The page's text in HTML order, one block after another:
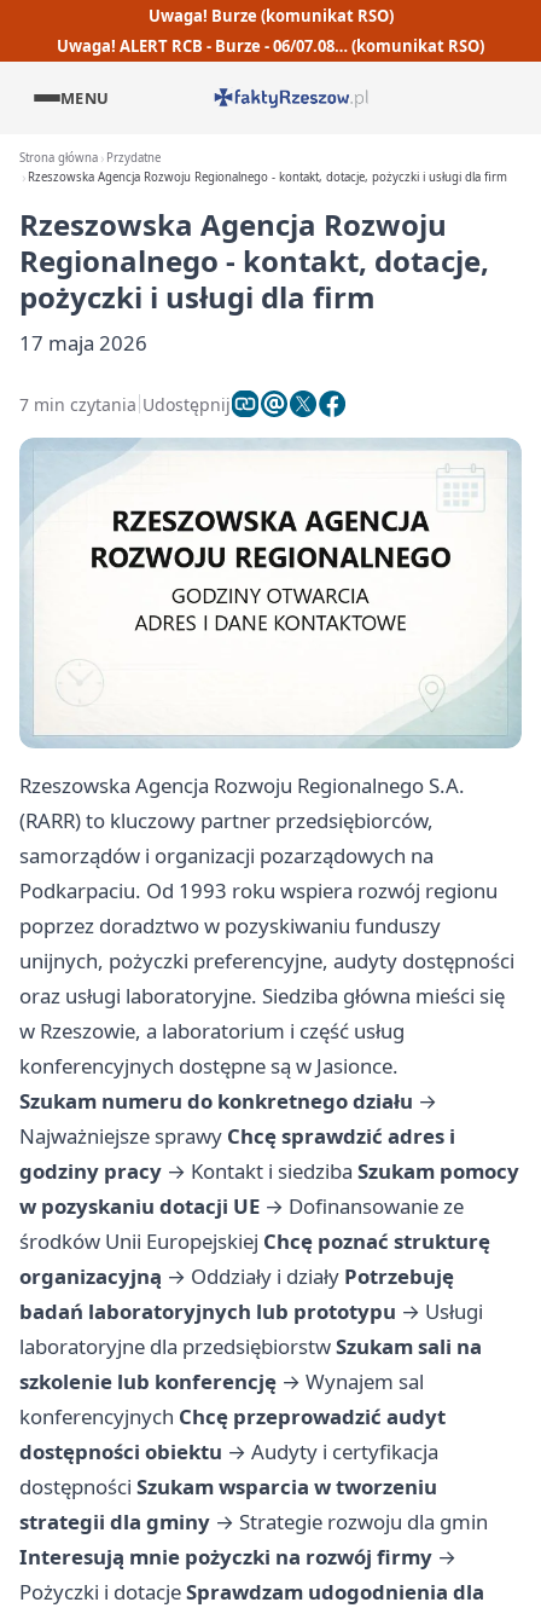
Uwaga! Burze (komunikat RSO)
Uwaga! ALERT RCB - Burze - 06/07.08… (komunikat RSO)
MENU
Strona główna
Przydatne
Rzeszowska Agencja Rozwoju Regionalnego - kontakt, dotacje, pożyczki i usługi dla firm
Rzeszowska Agencja Rozwoju
Regionalnego - kontakt, dotacje,
pożyczki i usługi dla firm
17 maja 2026
7 min czytania Udostępnij
Rzeszowska Agencja Rozwoju Regionalnego S.A.
(RARR) to kluczowy partner przedsiębiorców,
samorządów i organizacji pozarządowych na
Podkarpaciu. Od 1993 roku wspiera rozwój regionu
poprzez doradztwo w pozyskiwaniu funduszy
unijnych, pożyczki preferencyjne, audyty dostępności
oraz usługi laboratoryjne. Siedziba główna mieści się
w Rzeszowie, a laboratorium i część usług
konferencyjnych dostępne są w Jasionce.
Szukam numeru do konkretnego działu →
Najważniejsze sprawy Chcę sprawdzić adres i
godziny pracy → Kontakt i siedziba Szukam pomocy
w pozyskaniu dotacji UE → Dofinansowanie ze
środków Unii Europejskiej Chcę poznać strukturę
organizacyjną → Oddziały i działy Potrzebuję
badań laboratoryjnych lub prototypu → Usługi
laboratoryjne dla przedsiębiorstwSzukam sali na
szkolenie lub konferencję → Wynajem sal
konferencyjnych Chcę przeprowadzić audyt
dostępności obiektu → Audyty i certyfikacja
dostępności Szukam wsparcia w tworzeniu
strategii dla gminy → Strategie rozwoju dla gmin
Interesują mnie pożyczki na rozwój firmy →
Pożyczki i dotacjeSprawdzam udogodnienia dla